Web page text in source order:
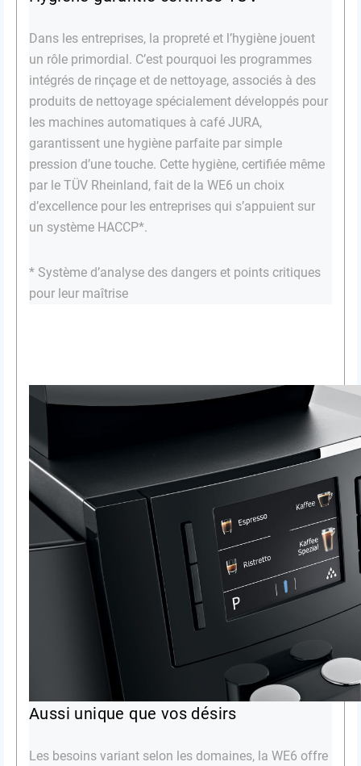
Dans les entreprises, la propreté et l’hygiène jouent
un rôle primordial. C’est pourquoi les programmes
intégrés de rinçage et de nettoyage, associés à des
produits de nettoyage spécialement développés pour
les machines automatiques à café JURA,
garantissent une hygiène parfaite par simple
pression d’une touche. Cette hygiène, certifiée même
par le TÜV Rheinland, fait de la WE6 un choix
d’excellence pour les entreprises qui s’appuient sur
un système HACCP*.
* Système d’analyse des dangers et points critiques
pour leur maîtrise
Aussi unique que vos désirs
Les besoins variant selon les domaines, la WE6 offre